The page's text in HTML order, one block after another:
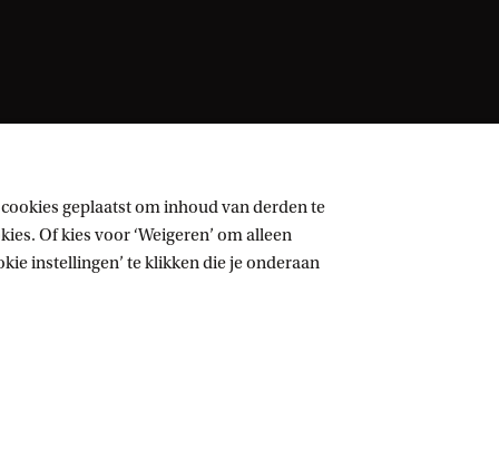
geplaatst om inhoud van derden te
Of kies voor ‘Weigeren’ om alleen
instellingen’ te klikken die je onderaan